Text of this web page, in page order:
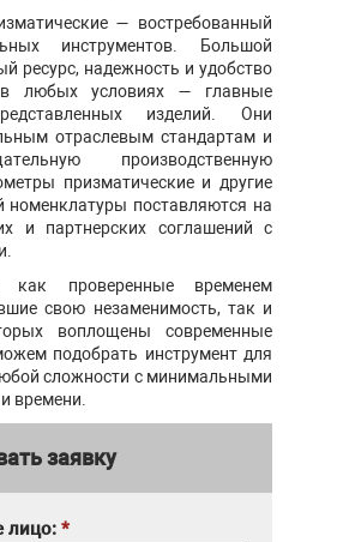
— востребованный
инструментов. Большой
ресурс, надежность и удобство
в любых условиях — главные
изделий. Они
отраслевым стандартам и
производственную
призматические и другие
номенклатуры поставляются на
и партнерских соглашений с
проверенные временем
свою незаменимость, так и
воплощены современные
подобрать инструмент для
сложности с минимальными
времени.
заявку
лицо: *